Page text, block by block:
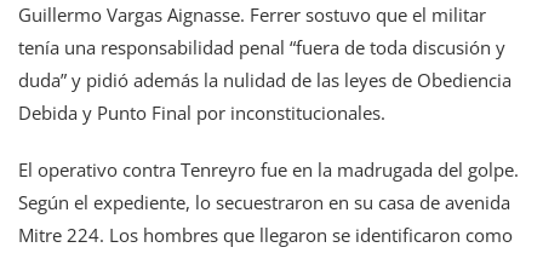
Guillermo Vargas Aignasse. Ferrer sostuvo que el militar
tenía una responsabilidad penal “fuera de toda discusión y
duda” y pidió además la nulidad de las leyes de Obediencia
Debida y Punto Final por inconstitucionales.
El operativo contra Tenreyro fue en la madrugada del golpe.
Según el expediente, lo secuestraron en su casa de avenida
Mitre 224. Los hombres que llegaron se identificaron como